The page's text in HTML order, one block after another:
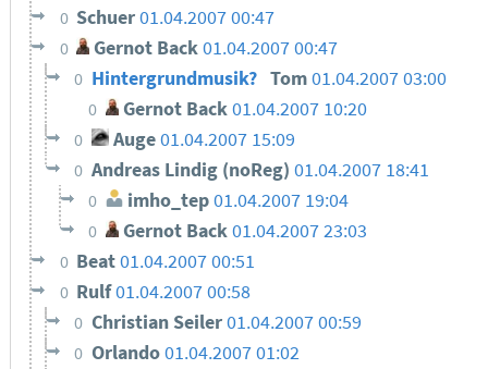
0 Schuer01.04.2007 00:47
0 Gernot Back01.04.2007 00:47
0 Hintergrundmusik? Tom01.04.2007 03:00
0 Gernot Back01.04.2007 10:20
0 Auge 01.04.2007 15:09
0 Andreas Lindig (noReg) 01.04.2007 18:41
0 imho_tep01.04.2007 19:04
0 Gernot Back01.04.2007 23:03
0 Beat01.04.2007 00:51
0 Rulf01.04.2007 00:58
0 Christian Seiler01.04.2007 00:59
0 Orlando01.04.2007 01:02